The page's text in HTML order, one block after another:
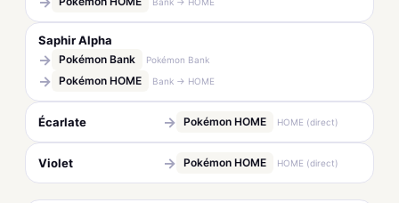
Saphir Alpha
→ Pokémon Bank Pokémon Bank
→ Pokémon HOME Bank → HOME
Écarlate → Pokémon HOME HOME (direct)
Violet → Pokémon HOME HOME (direct)